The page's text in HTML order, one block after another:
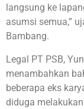
langsung ke
asumsi semua,”
Bambang.
Legal PT PSB,
menambahkan
beberapa eks
diduga